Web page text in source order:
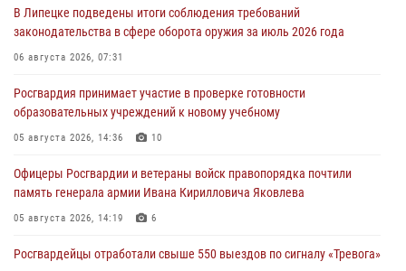
В Липецке подведены итоги соблюдения требований
законодательства в сфере оборота оружия за июль 2026 года
06 августа 2026, 07:31
Росгвардия принимает участие в проверке готовности
образовательных учреждений к новому учебному
05 августа 2026, 14:36 10
Офицеры Росгвардии и ветераны войск правопорядка почтили
память генерала армии Ивана Кирилловича Яковлева
05 августа 2026, 14:19 6
Росгвардейцы отработали свыше 550 выездов по сигналу «Тревога»